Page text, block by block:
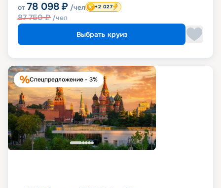
от 78 098 ₽ /чел
87 750₽ /чел
+2 027
Выбрать круиз
Спецпредложение - 3%